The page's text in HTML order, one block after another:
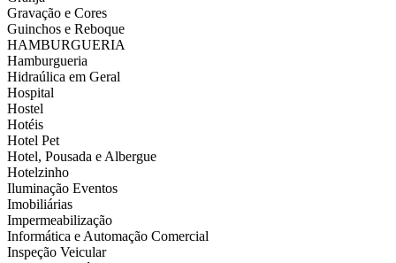
Gravação e Cores
Guinchos e Reboque
HAMBURGUERIA
Hamburgueria
Hidraúlica em Geral
Hospital
Hostel
Hotéis
Hotel Pet
Hotel, Pousada e Albergue
Hotelzinho
Iluminação Eventos
Imobiliárias
Impermeabilização
Informática e Automação Comercial
Inspeção Veicular